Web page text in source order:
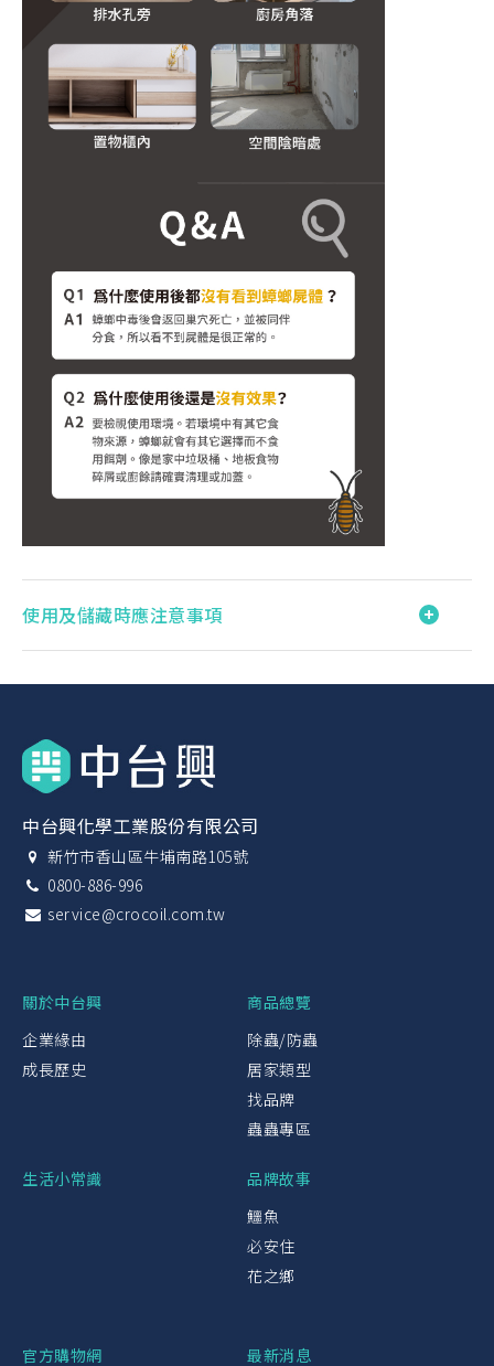
使用及儲藏時應注意事項
中台興化學工業股份有限公司
新竹市香山區牛埔南路105號
0800-886-996
service@crocoil.com.tw
關於中台興
企業緣由
成長歷史
商品總覽
除蟲/防蟲
居家類型
找品牌
蟲蟲專區
生活小常識
品牌故事
鱷魚
必安住
花之鄉
官方購物網 最新消息